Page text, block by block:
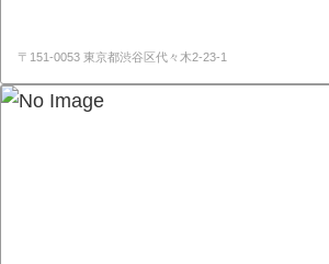
〒151-0053 東京都渋谷区代々木2-23-1